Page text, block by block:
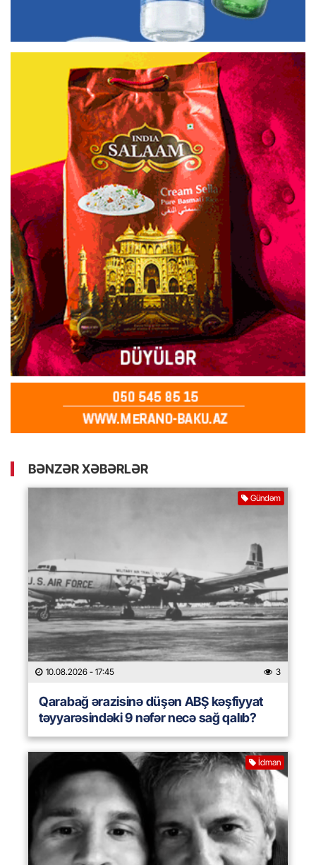
BƏNZƏR XƏBƏRLƏR
Gündəm
10.08.2026 - 17:45 3
Qarabağ ərazisinə düşən ABŞ kəşfiyyat
təyyarəsindəki 9 nəfər necə sağ qalıb?
İdman